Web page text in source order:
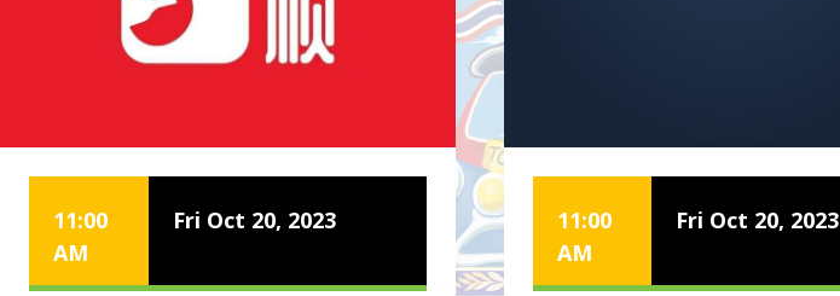
11:00
AM
Fri Oct 20, 2023
11:00
AM
Fri Oct 20, 2023